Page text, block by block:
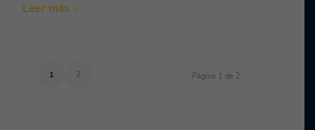
Leer más
Página 1 de 2
1 2